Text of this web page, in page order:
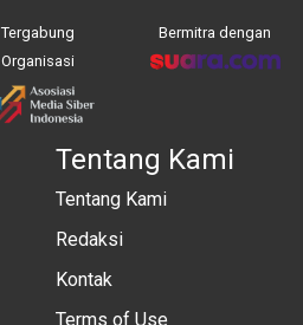
Tergabung
Organisasi
Bermitra dengan
Tentang Kami
Tentang Kami
Redaksi
Kontak
Terms of Use